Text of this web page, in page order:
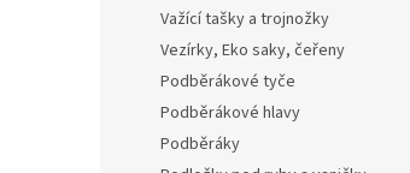
Važící tašky a trojnožky
Vezírky, Eko saky, čeřeny
Podběrákové tyče
Podběrákové hlavy
Podběráky